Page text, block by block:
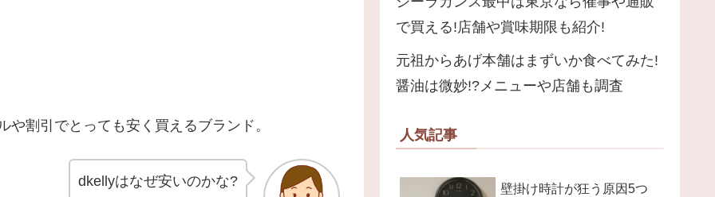
割引でとっても安く買えるブランド。
dkellyはなぜ安いのかな?
で買える!店舗や賞味期限も紹介!
元祖からあげ本舗はまずいか食べてみた!
醤油は微妙!?メニューや店舗も調査
人気記事
壁掛け時計が狂う原因5つ